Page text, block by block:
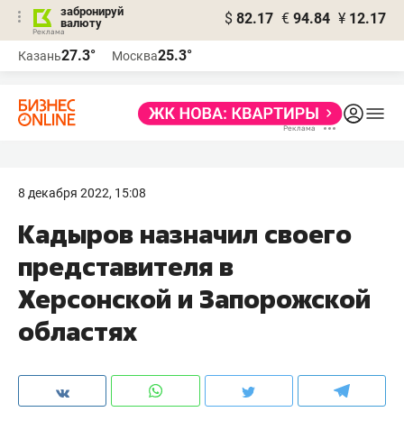
забронируй
валюту
$ 82.17 € 94.84 ¥ 12.17
Казань27.3° Москва25.3°
8 декабря 2022, 15:08
Кадыров назначил своего
представителя в
Херсонской и Запорожской
областях